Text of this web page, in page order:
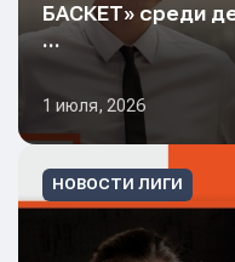
БАСКЕТ» среди
…
1 июля, 2026
НОВОСТИ ЛИГИ